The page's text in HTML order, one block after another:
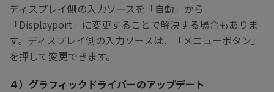
ディスプレイ側の入力ソースを「自動」から
「Displayport」に変更することで解決する場合もありま
す。ディスプレイ側の入力ソースは、「メニューボタン」
を押して変更できます。
４）グラフィックドライバーのアップデート